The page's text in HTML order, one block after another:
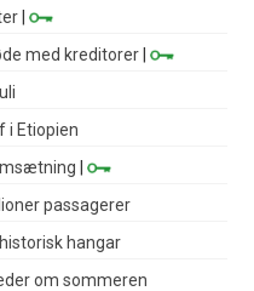
|
med kreditorer |
i Etiopien
|
passagerer
hangar
om sommeren